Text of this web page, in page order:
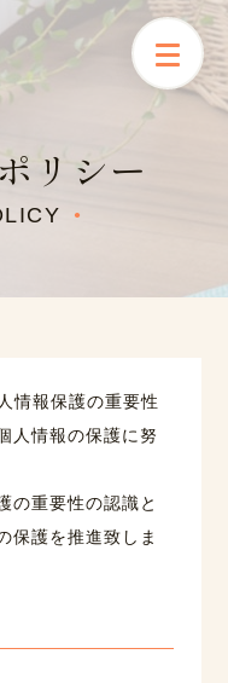
リシー
●
情報保護の重要性
人情報の保護に努
の重要性の認識と
保護を推進致しま